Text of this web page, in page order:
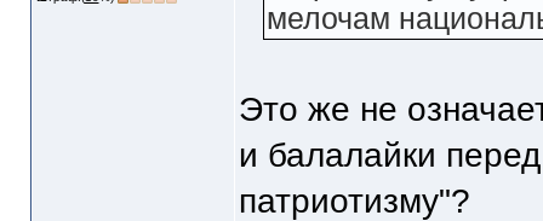
мелочам
Это же не
и балалайки
патриотизму"?